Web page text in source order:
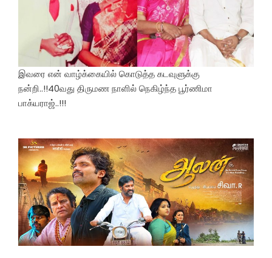
இவரை என் வாழ்க்கையில் கொடுத்த கடவுளுக்கு
நன்றி..!!40வது திருமண நாளில் நெகிழ்ந்த பூர்ணிமா
பாக்யராஜ்..!!!